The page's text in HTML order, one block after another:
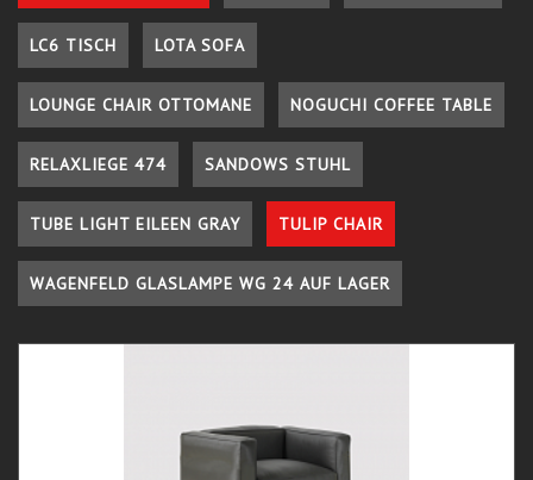
LC6 TISCH LOTA SOFA
LOUNGE CHAIR OTTOMANE NOGUCHI COFFEE TABLE
RELAXLIEGE 474 SANDOWS STUHL
TUBE LIGHT EILEEN GRAY TULIP CHAIR
WAGENFELD GLASLAMPE WG 24 AUF LAGER